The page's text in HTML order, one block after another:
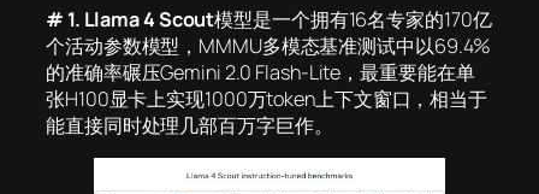
# 1. Llama 4 Scout模型是一个拥有16名专家的170亿
个活动参数模型，MMMU多模态基准测试中以69.4%
的准确率碾压Gemini 2.0 Flash-Lite，最重要能在单
张H100显卡上实现1000万token上下文窗口，相当于
能直接同时处理几部百万字巨作。